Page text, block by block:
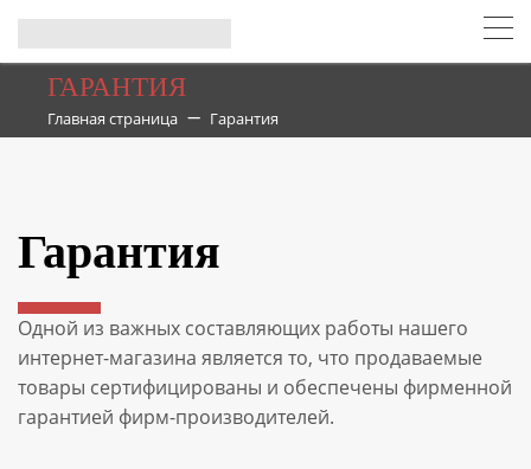
ГАРАНТИЯ
Главная страница Гарантия
Гарантия
Одной из важных составляющих работы нашего
интернет-магазина является то, что продаваемые
товары сертифицированы и обеспечены фирменной
гарантией фирм-производителей.